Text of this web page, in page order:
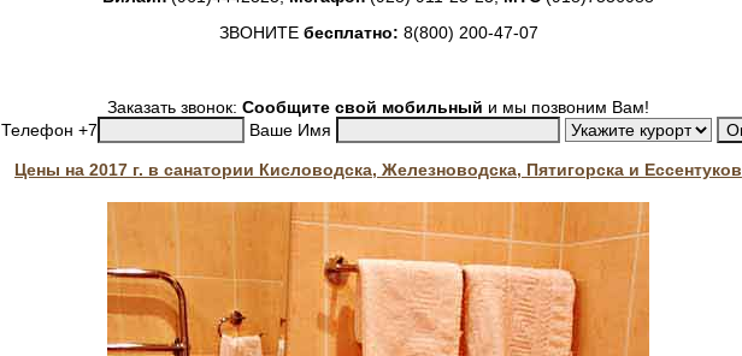
ЗВОНИТЕ бесплатно: 8(800) 200-47-07
Заказать звонок: Сообщите свой мобильный и мы позвоним Вам!
Телефон +7
Ваше Имя
Цены на 2017 г. в санатории Кисловодска, Железноводска, Пятигорска и Ессентуков